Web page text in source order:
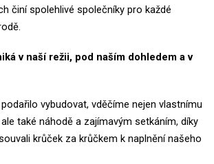
činí spolehlivé společníky pro každé
v naší režii, pod naším dohledem a v
vybudovat, vděčíme nejen vlastnímu
také náhodě a zajímavým setkáním, díky
krůček za krůčkem k naplnění našeho